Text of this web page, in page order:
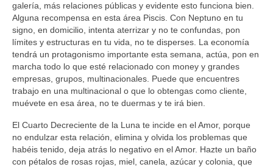
galería, más relaciones públicas y evidente esto funciona bien.
Alguna recompensa en esta área Piscis. Con Neptuno en tu
signo, en domicilio, intenta aterrizar y no te confundas, pon
límites y estructuras en tu vida, no te disperses. La economía
tendrá un protagonismo importante esta semana, actúa, pon en
marcha todo lo que esté relacionado con money y grandes
empresas, grupos, multinacionales. Puede que encuentres
trabajo en una multinacional o que lo obtengas como cliente,
muévete en esa área, no te duermas y te irá bien.
El Cuarto Decreciente de la Luna te incide en el Amor, porque
no endulzar esta relación, elimina y olvida los problemas que
habéis tenido, deja atrás lo negativo en el Amor. Hazte un baño
con pétalos de rosas rojas, miel, canela, azúcar y colonia, que